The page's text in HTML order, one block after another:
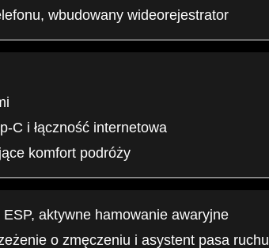
wbudowany wideorejestrator
C i łączność internetowa
komfort podróży
aktywne hamowanie awaryjne
o zmęczeniu i asystent pasa ruchu